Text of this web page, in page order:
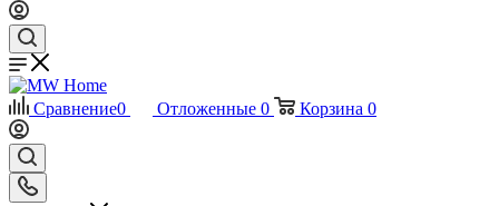
Сравнение0 Отложенные 0 Корзина 0